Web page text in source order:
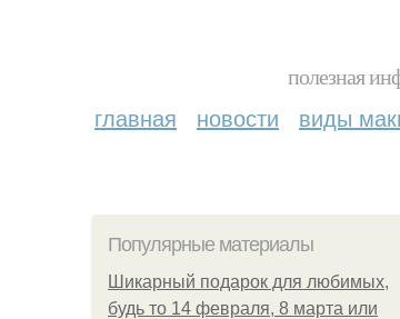
полезная
главная новости виды
Популярные материалы
Шикарный подарок для любимых,
будь то 14 февраля, 8 марта или